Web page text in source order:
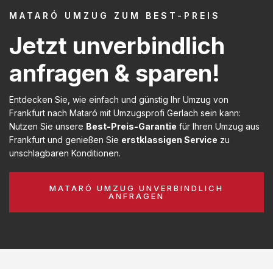
MATARÓ UMZUG ZUM BEST-PREIS
Jetzt unverbindlich
anfragen & sparen!
Entdecken Sie, wie einfach und günstig Ihr Umzug von
Frankfurt nach Mataró mit Umzugsprofi Gerlach sein kann:
Nutzen Sie unsere Best-Preis-Garantie für Ihren Umzug aus
Frankfurt und genießen Sie erstklassigen Service zu
unschlagbaren Konditionen.
MATARÓ UMZUG UNVERBINDLICH
ANFRAGEN